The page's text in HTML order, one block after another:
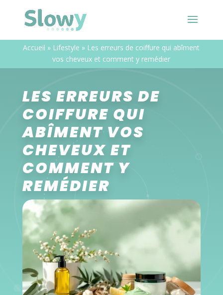
Accueil » Lifestyle » Les erreurs de coiffure qui abîment
vos cheveux et comment y remédier
LES ERREURS DE
COIFFURE QUI
ABÎMENT VOS
CHEVEUX ET
COMMENT Y
REMÉDIER